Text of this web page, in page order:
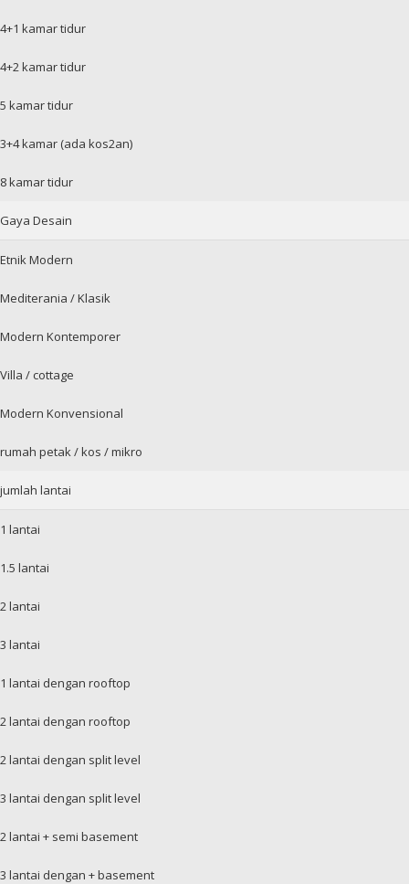
4+1 kamar tidur
4+2 kamar tidur
5 kamar tidur
3+4 kamar (ada kos2an)
8 kamar tidur
Gaya Desain
Etnik Modern
Mediterania / Klasik
Modern Kontemporer
Villa / cottage
Modern Konvensional
rumah petak / kos / mikro
jumlah lantai
1 lantai
1.5 lantai
2 lantai
3 lantai
1 lantai dengan rooftop
2 lantai dengan rooftop
2 lantai dengan split level
3 lantai dengan split level
2 lantai + semi basement
3 lantai dengan + basement